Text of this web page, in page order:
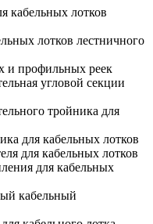
кабельных лотков
лотков лестничного
и профильных реек
угловой секции
тройника для
для кабельных лотков
для кабельных лотков
для кабельных
кабельный